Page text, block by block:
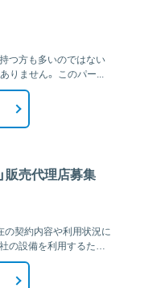
持つ方も多いのではない
でしょうか。そのため、「興味はあるけれど、自分には難しそう」と感じてしまうケースも少なくありません。 このパー...
販売代理店募集
の契約内容や利用状況に
設備を利用するため、